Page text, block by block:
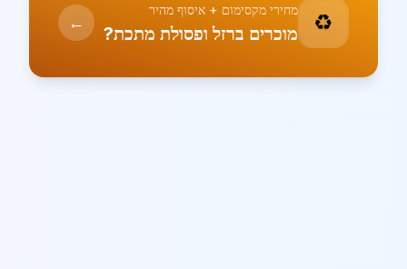
♻️ מחירי מקסימום + איסוף מהיר
מוכרים ברזל ופסולת מתכת? ←